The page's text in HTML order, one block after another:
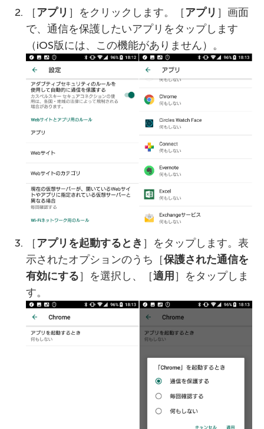
［アプリ ］をクリックします。［アプリ ］画面
で、通信を保護したいアプリをタップします
（iOS版には、この機能がありません）。
［アプリを起動するとき ］をタップします。表
示されたオプションのうち［保護された通信を
有効にする］を選択し、［適用 ］をタップしま
す。